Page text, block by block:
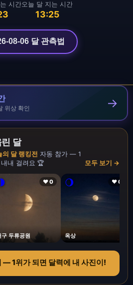
시간오늘 달 지는 시간
13:25
08-06 달 관측법
위상 확인 →
달
의 달 랭킹전 자동 참가 — 1
내 걸려요 🏆
모두 보기 →
❤ 0
구 두류공원
🌖 ❤ 0
옥상
— 1위가 되면 달력에 내 사진이!